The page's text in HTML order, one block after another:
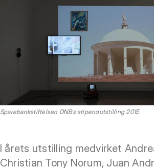
Sparebankstiftelsen DNBs stipendutstilling 2015
I årets utstilling medvirket
Christian Tony Norum, Juan